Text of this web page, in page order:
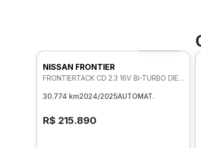
NISSAN FRONTIER
FRONTIERTACK CD 2.3 16V BI-TURBO DIE 4X4 AUTOMATICO
30.774 km2024/2025AUTOMAT.
R$ 215.890